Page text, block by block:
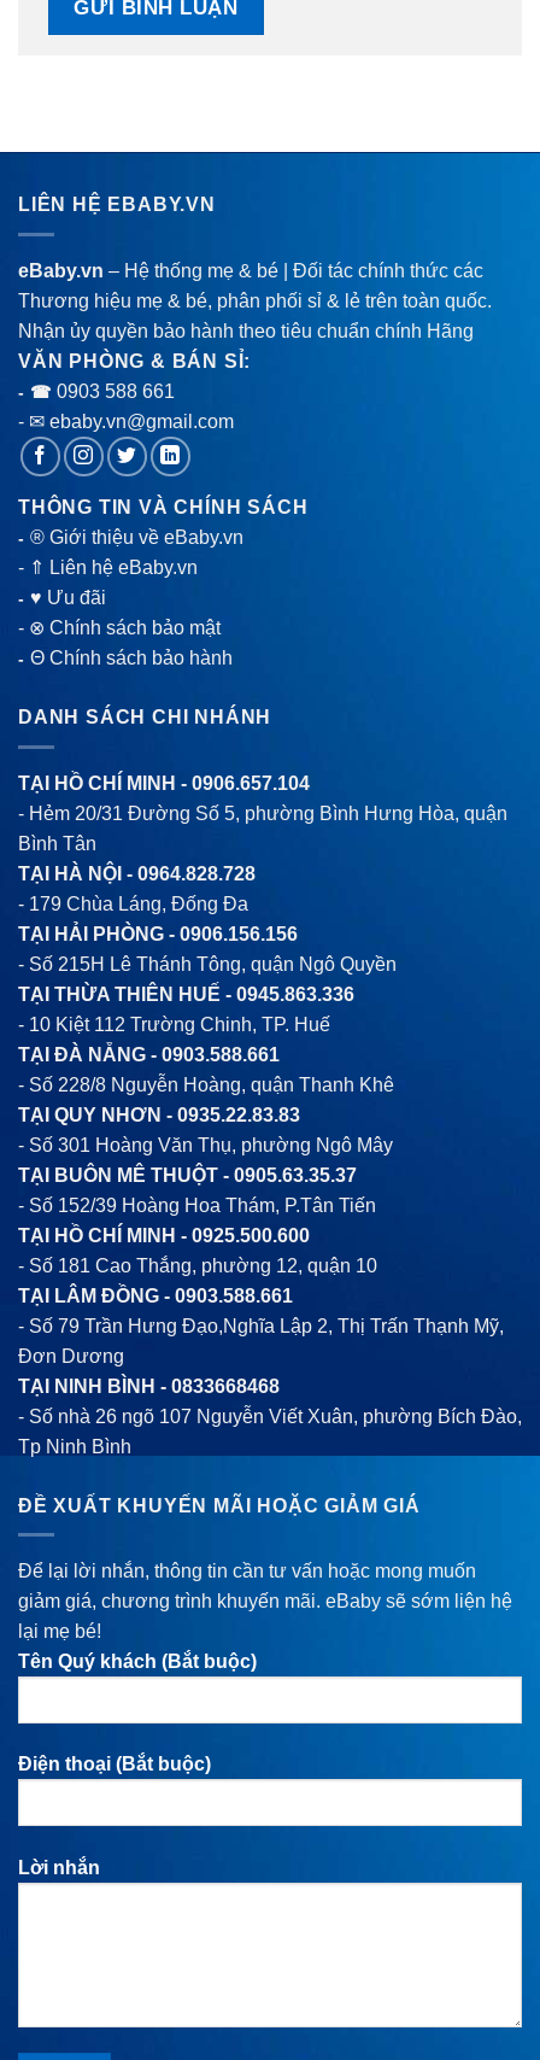
LIÊN HỆ EBABY.VN
eBaby.vn – Hệ thống mẹ & bé | Đối tác chính thức các
Thương hiệu mẹ & bé, phân phối sỉ & lẻ trên toàn quốc.
Nhận ủy quyền bảo hành theo tiêu chuẩn chính Hãng
VĂN PHÒNG & BÁN SỈ:
- ☎ 0903 588 661
- ✉ ebaby.vn@gmail.com
THÔNG TIN VÀ CHÍNH SÁCH
-® Giới thiệu về eBaby.vn
- ⇑ Liên hệ eBaby.vn
-♥ Ưu đãi
- ⊗ Chính sách bảo mật
-Θ Chính sách bảo hành
DANH SÁCH CHI NHÁNH
TẠI HỒ CHÍ MINH - 0906.657.104
- Hẻm 20/31 Đường Số 5, phường Bình Hưng Hòa, quận
Bình Tân
TẠI HÀ NỘI - 0964.828.728
- 179 Chùa Láng, Đống Đa
TẠI HẢI PHÒNG - 0906.156.156
- Số 215H Lê Thánh Tông, quận Ngô Quyền
TẠI THỪA THIÊN HUẾ - 0945.863.336
- 10 Kiệt 112 Trường Chinh, TP. Huế
TẠI ĐÀ NẴNG - 0903.588.661
- Số 228/8 Nguyễn Hoàng, quận Thanh Khê
TẠI QUY NHƠN - 0935.22.83.83
- Số 301 Hoàng Văn Thụ, phường Ngô Mây
TẠI BUÔN MÊ THUỘT - 0905.63.35.37
- Số 152/39 Hoàng Hoa Thám, P.Tân Tiến
TẠI HỒ CHÍ MINH - 0925.500.600
- Số 181 Cao Thắng, phường 12, quận 10
TẠI LÂM ĐỒNG - 0903.588.661
- Số 79 Trần Hưng Đạo,Nghĩa Lập 2, Thị Trấn Thạnh Mỹ,
Đơn Dương
TẠI NINH BÌNH - 0833668468
- Số nhà 26 ngõ 107 Nguyễn Viết Xuân, phường Bích Đào,
Tp Ninh Bình
ĐỀ XUẤT KHUYẾN MÃI HOẶC GIẢM GIÁ
Để lại lời nhắn, thông tin cần tư vấn hoặc mong muốn
giảm giá, chương trình khuyến mãi. eBaby sẽ sớm liện hệ
lại mẹ bé!
Tên Quý khách (Bắt buộc)
Điện thoại (Bắt buộc)
Lời nhắn